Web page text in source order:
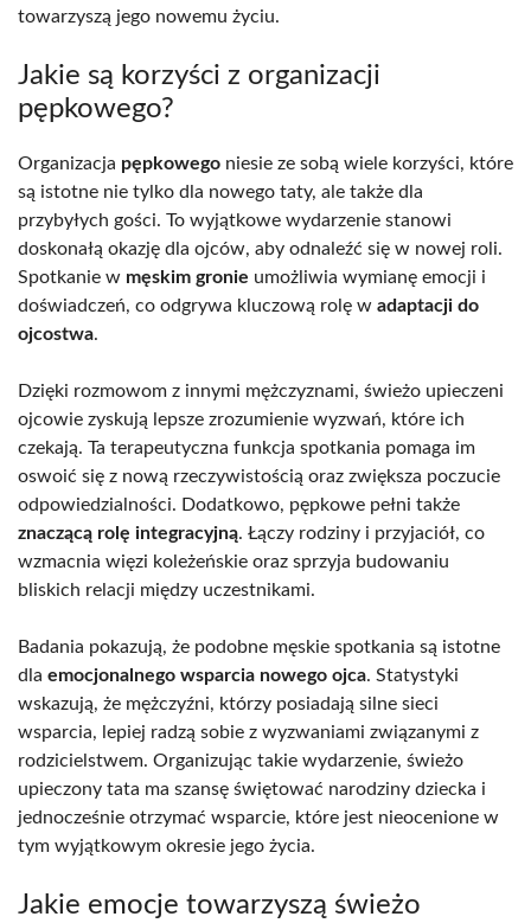
towarzyszą jego nowemu życiu.
Jakie są korzyści z organizacji
pępkowego?
Organizacja pępkowego niesie ze sobą wiele korzyści, które
są istotne nie tylko dla nowego taty, ale także dla
przybyłych gości. To wyjątkowe wydarzenie stanowi
doskonałą okazję dla ojców, aby odnaleźć się w nowej roli.
Spotkanie w męskim gronie umożliwia wymianę emocji i
doświadczeń, co odgrywa kluczową rolę w adaptacji do
ojcostwa.
Dzięki rozmowom z innymi mężczyznami, świeżo upieczeni
ojcowie zyskują lepsze zrozumienie wyzwań, które ich
czekają. Ta terapeutyczna funkcja spotkania pomaga im
oswoić się z nową rzeczywistością oraz zwiększa poczucie
odpowiedzialności. Dodatkowo, pępkowe pełni także
znaczącą rolę integracyjną. Łączy rodziny i przyjaciół, co
wzmacnia więzi koleżeńskie oraz sprzyja budowaniu
bliskich relacji między uczestnikami.
Badania pokazują, że podobne męskie spotkania są istotne
dla emocjonalnego wsparcia nowego ojca. Statystyki
wskazują, że mężczyźni, którzy posiadają silne sieci
wsparcia, lepiej radzą sobie z wyzwaniami związanymi z
rodzicielstwem. Organizując takie wydarzenie, świeżo
upieczony tata ma szansę świętować narodziny dziecka i
jednocześnie otrzymać wsparcie, które jest nieocenione w
tym wyjątkowym okresie jego życia.
Jakie emocje towarzyszą świeżo